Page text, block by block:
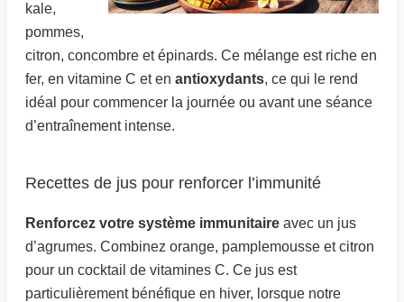
kale,
pommes,
citron, concombre et épinards. Ce mélange est riche en
fer, en vitamine C et en antioxydants, ce qui le rend
idéal pour commencer la journée ou avant une séance
d’entraînement intense.
Recettes de jus pour renforcer l’immunité
Renforcez votre système immunitaire avec un jus
d’agrumes. Combinez orange, pamplemousse et citron
pour un cocktail de vitamines C. Ce jus est
particulièrement bénéfique en hiver, lorsque notre